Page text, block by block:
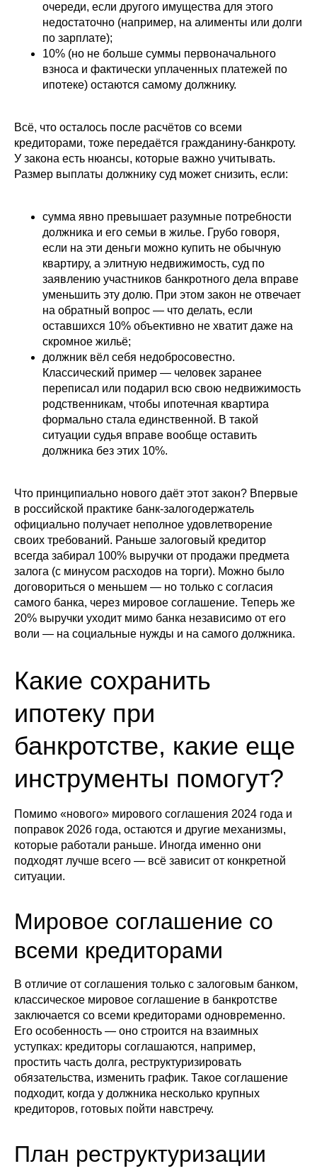
очереди, если другого имущества для этого
недостаточно (например, на алименты или долги
по зарплате);
10% (но не больше суммы первоначального
взноса и фактически уплаченных платежей по
ипотеке) остаются самому должнику.
Всё, что осталось после расчётов со всеми
кредиторами, тоже передаётся гражданину-банкроту.
У закона есть нюансы, которые важно учитывать.
Размер выплаты должнику суд может снизить, если:
сумма явно превышает разумные потребности
должника и его семьи в жилье. Грубо говоря,
если на эти деньги можно купить не обычную
квартиру, а элитную недвижимость, суд по
заявлению участников банкротного дела вправе
уменьшить эту долю. При этом закон не отвечает
на обратный вопрос — что делать, если
оставшихся 10% объективно не хватит даже на
скромное жильё;
должник вёл себя недобросовестно.
Классический пример — человек заранее
переписал или подарил всю свою недвижимость
родственникам, чтобы ипотечная квартира
формально стала единственной. В такой
ситуации судья вправе вообще оставить
должника без этих 10%.
Что принципиально нового даёт этот закон? Впервые
в российской практике банк-залогодержатель
официально получает неполное удовлетворение
своих требований. Раньше залоговый кредитор
всегда забирал 100% выручки от продажи предмета
залога (с минусом расходов на торги). Можно было
договориться о меньшем — но только с согласия
самого банка, через мировое соглашение. Теперь же
20% выручки уходит мимо банка независимо от его
воли — на социальные нужды и на самого должника.
Какие сохранить
ипотеку при
банкротстве, какие еще
инструменты помогут?
Помимо «нового» мирового соглашения 2024 года и
поправок 2026 года, остаются и другие механизмы,
которые работали раньше. Иногда именно они
подходят лучше всего — всё зависит от конкретной
ситуации.
Мировое соглашение со
всеми кредиторами
В отличие от соглашения только с залоговым банком,
классическое мировое соглашение в банкротстве
заключается со всеми кредиторами одновременно.
Его особенность — оно строится на взаимных
уступках: кредиторы соглашаются, например,
простить часть долга, реструктуризировать
обязательства, изменить график. Такое соглашение
подходит, когда у должника несколько крупных
кредиторов, готовых пойти навстречу.
План реструктуризации